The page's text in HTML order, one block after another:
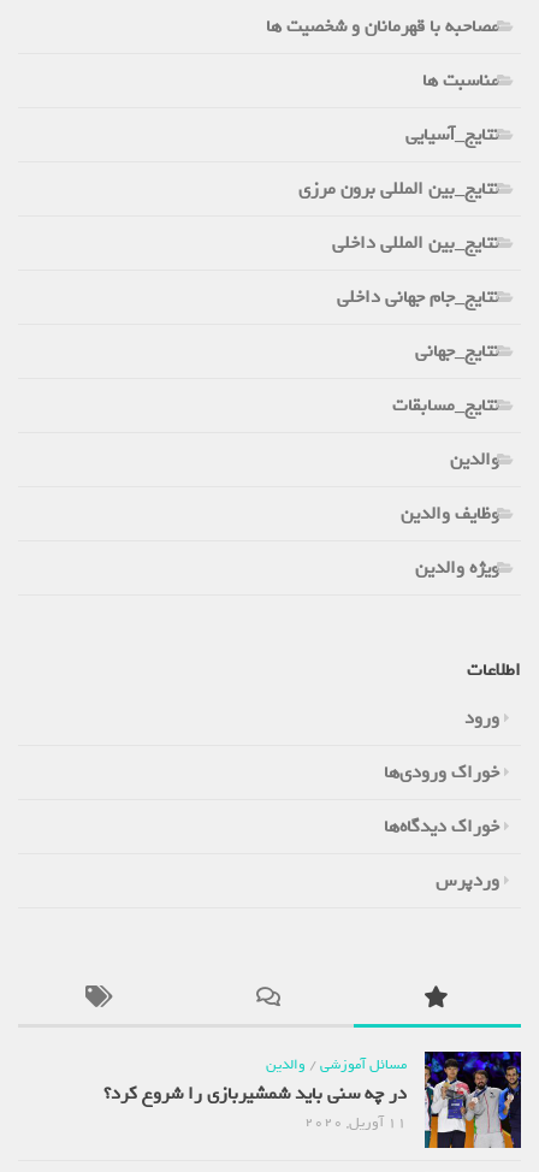
مصاحبه با قهرمانان و شخصیت ها
مناسبت ها
نتایج_آسیایی
نتایج_بین المللی برون مرزی
نتایج_بین المللی داخلی
نتایج_جام جهانی داخلی
نتایج_جهانی
نتایج_مسابقات
والدین
وظایف والدین
ویژه والدین
اطلاعات
ورود
خوراک ورودی‌ها
خوراک دیدگاه‌ها
وردپرس
مسائل آموزشی/ والدین
در چه سنی باید شمشیربازی را شروع کرد؟
11 آوریل, 2020